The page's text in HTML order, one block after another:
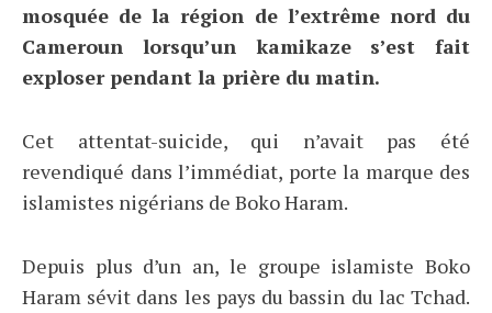
mosquée de la région de l’extrême nord du
Cameroun lorsqu’un kamikaze s’est fait
exploser pendant la prière du matin.
Cet attentat-suicide, qui n’avait pas été
revendiqué dans l’immédiat, porte la marque des
islamistes nigérians de Boko Haram.
Depuis plus d’un an, le groupe islamiste Boko
Haram sévit dans les pays du bassin du lac Tchad.